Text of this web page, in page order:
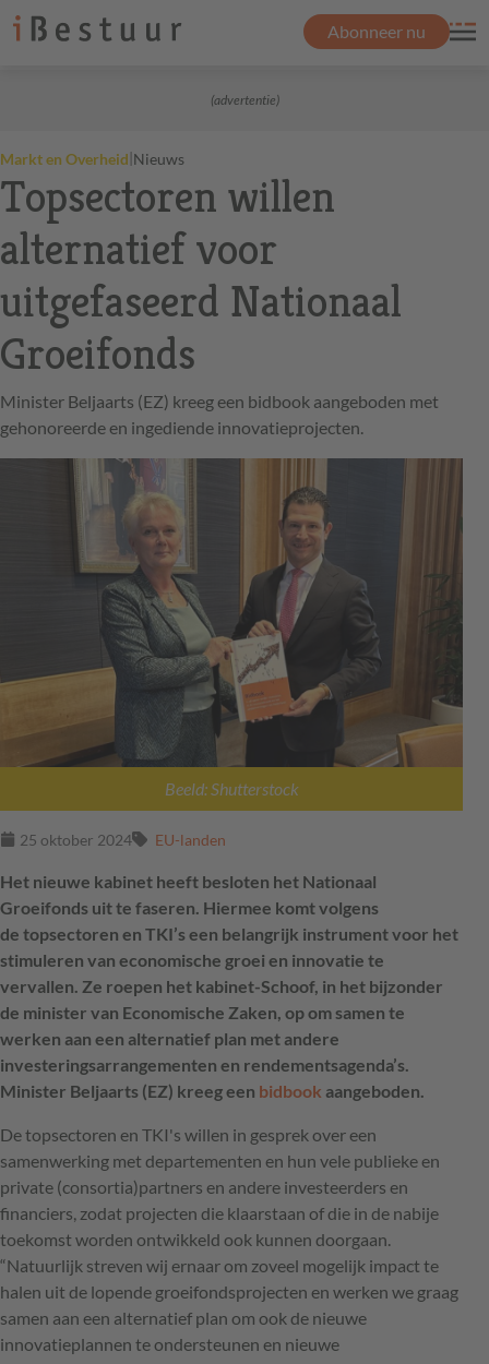
Abonneer nu
(advertentie)
Markt en Overheid|Nieuws
Topsectoren willen
alternatief voor
uitgefaseerd Nationaal
Groeifonds
Minister Beljaarts (EZ) kreeg een bidbook aangeboden met
gehonoreerde en ingediende innovatieprojecten.
Beeld: Shutterstock
25 oktober 2024 EU-landen
Het nieuwe kabinet heeft besloten het Nationaal
Groeifonds uit te faseren. Hiermee komt volgens
de topsectoren en TKI’seen belangrijk instrument voor het
stimuleren van economische groei en innovatie te
vervallen. Ze roepen het kabinet-Schoof, in het bijzonder
de minister van Economische Zaken, op om samen te
werken aan een alternatief plan met andere
investeringsarrangementen en rendementsagenda’s.
Minister Beljaarts (EZ) kreeg een bidbook aangeboden.
De topsectoren en TKI's willen in gesprek over een
samenwerking met departementen en hun vele publieke en
private (consortia)partners en andere investeerders en
financiers, zodat projecten die klaarstaan of die in de nabije
toekomst worden ontwikkeld ook kunnen doorgaan.
“Natuurlijk streven wij ernaar om zoveel mogelijk impact te
halen uit de lopende groeifondsprojecten en werken we graag
samen aan een alternatief plan om ook de nieuwe
innovatieplannen te ondersteunen en nieuwe